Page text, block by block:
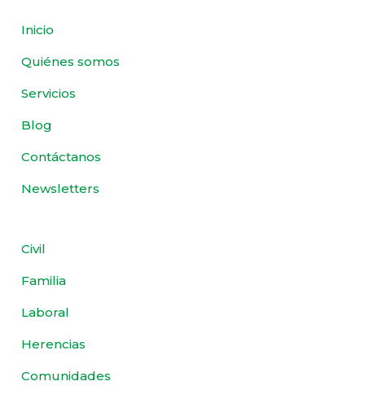
Inicio
Quiénes somos
Servicios
Blog
Contáctanos
Newsletters
Civil
Familia
Laboral
Herencias
Comunidades